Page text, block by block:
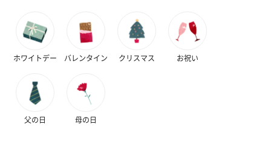
いぶりがっことチーズ
のオイル漬（981円）
ホワイトデー バレンタイン クリスマス お祝い
父の日 母の日